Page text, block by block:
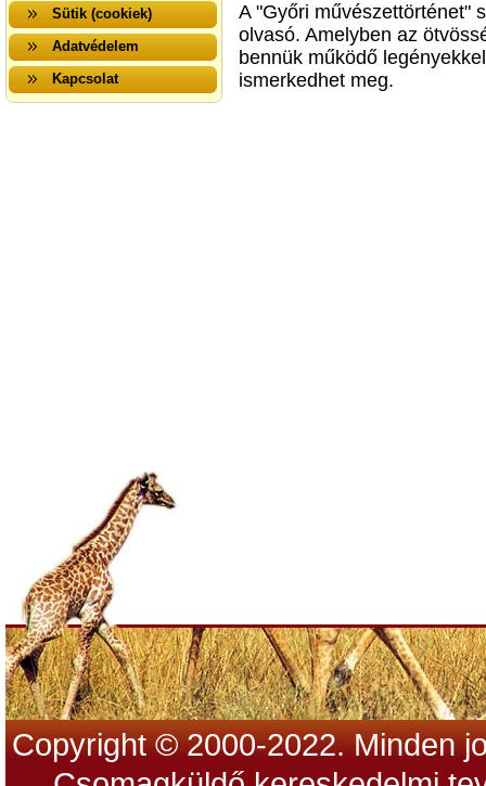
Sütik (cookiek)
Adatvédelem
Kapcsolat
A "Győri művészettörténet"
olvasó. Amelyben az
bennük működő
ismerkedhet meg.
Copyright © 2000-2022. Minden